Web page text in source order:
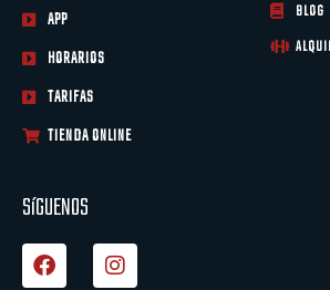
APP
HORARIOS
TARIFAS
TIENDA ONLINE
BLOG
SíGUENOS
F
a
I
n